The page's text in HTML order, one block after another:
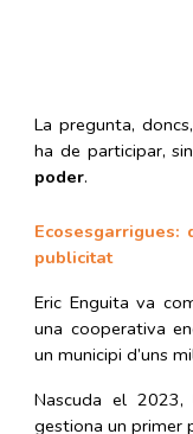
La pregunta,
ha de participar,
poder.
publicitat
Eric Enguita va
una cooperativa
un municipi d’uns
Nascuda el
gestiona un primer